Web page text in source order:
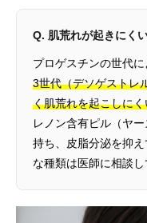
Q. 肌荒れが起きにく
プロゲスチンの世代
3世代（デソゲストレ
く肌荒れを起こしに
レノン含有ピル（ヤ
持ち、皮脂分泌を抑
な種類は医師に相談し